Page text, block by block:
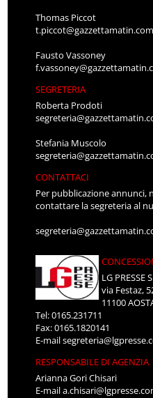
Thomas Piccot
t.piccot@gazzettamatin.com
Fausto Vassoney
SEGRETERIA
Roberta Prodoti
Stefania Muscolo
CONTATTACI
Per pubblicazione annunci,
contattare la segreteria al
LG PRESSE
via Festaz,
11100
Tel: 0165.231711
Fax: 0165.1820141
E-mail
RESPONSABILE DI AGENZIA
Arianna Gori Chisari
E-mail